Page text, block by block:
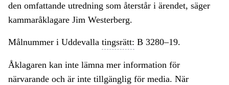
den omfattande utredning som återstår i ärendet, säger
kammaråklagare Jim Westerberg.
Målnummer i Uddevalla tingsrätt: B 3280–19.
Åklagaren kan inte lämna mer information för
närvarande och är inte tillgänglig för media. När